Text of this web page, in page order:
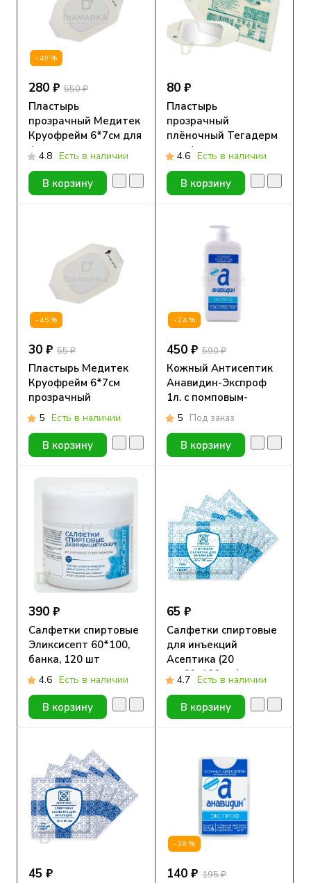
-49%
280 ₽ 550 ₽
Пластырь
прозрачный Медитек
Круофрейм 6*7см для
фиксации сенсоров,
10 шт.
4.8 Есть в наличии
В корзину
80 ₽
Пластырь
прозрачный
плёночный Тегадерм
для фиксации
сенсоров (3M™
Tegaderm Film)
1624W, 6 x 7 см, 1 шт
4.6 Есть в наличии
В корзину
-45%
30 ₽ 55 ₽
Пластырь Медитек
Круофрейм 6*7см
прозрачный
5 Есть в наличии
В корзину
-24%
450 ₽ 590 ₽
Кожный Антисептик
Анавидин-Экспроф
1л. с помповым-
дозатором
5 Под заказ
В корзину
390 ₽
Салфетки спиртовые
Эликсисепт 60*100,
банка, 120 шт
4.6 Есть в наличии
В корзину
65 ₽
Салфетки спиртовые
для инъекций
Асептика (20
шт.60х100 мм)
4.7 Есть в наличии
В корзину
45 ₽
-28%
140 ₽ 195 ₽